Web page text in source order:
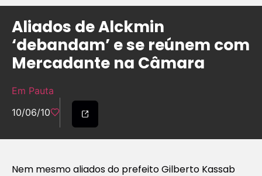
Aliados de Alckmin
‘debandam’ e se reúnem com
Mercadante na Câmara
Em Pauta
10/06/10
Nem mesmo aliados do prefeito Gilberto Kassab